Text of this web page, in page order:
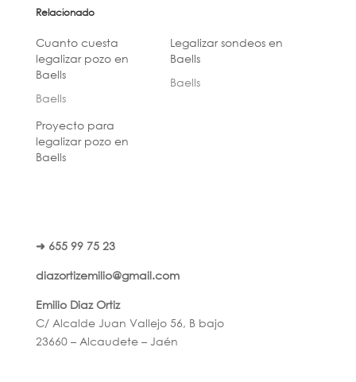
Relacionado
Cuanto cuesta
legalizar pozo en
Baells
Baells
Legalizar sondeos en
Baells
Baells
Proyecto para
legalizar pozo en
Baells
➜ 655 99 75 23
diazortizemilio@gmail.com
Emilio Diaz Ortiz
C/ Alcalde Juan Vallejo 56, B bajo
23660 – Alcaudete – Jaén